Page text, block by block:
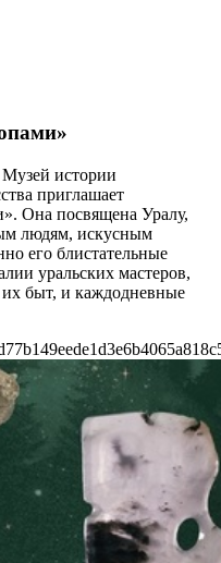
Музей истории
приглашает
Она посвящена Уралу,
людям, искусным
его блистательные
уральских мастеров,
их быт, и каждодневные